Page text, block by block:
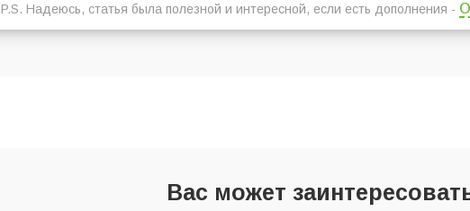
P.S. Надеюсь, статья была полезной и интересной, если есть дополнения -
Вас может